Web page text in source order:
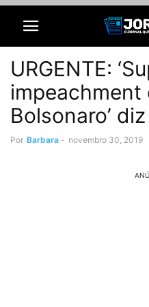
URGENTE:
impeachment
Bolsonaro’
Por Barbara - novembro 30, 2019